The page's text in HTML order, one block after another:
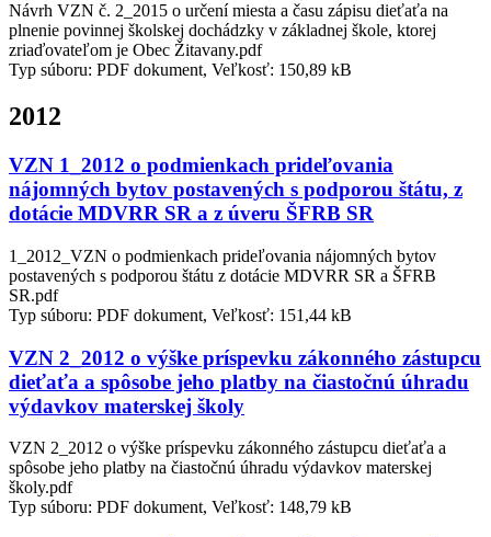
Návrh VZN č. 2_2015 o určení miesta a času zápisu dieťaťa na
plnenie povinnej školskej dochádzky v základnej škole, ktorej
zriaďovateľom je Obec Žitavany.pdf
Typ súboru: PDF dokument, Veľkosť: 150,89 kB
2012
VZN 1_2012 o podmienkach prideľovania
nájomných bytov postavených s podporou štátu, z
dotácie MDVRR SR a z úveru ŠFRB SR
1_2012_VZN o podmienkach prideľovania nájomných bytov
postavených s podporou štátu z dotácie MDVRR SR a ŠFRB
SR.pdf
Typ súboru: PDF dokument, Veľkosť: 151,44 kB
VZN 2_2012 o výške príspevku zákonného zástupcu
dieťaťa a spôsobe jeho platby na čiastočnú úhradu
výdavkov materskej školy
VZN 2_2012 o výške príspevku zákonného zástupcu dieťaťa a
spôsobe jeho platby na čiastočnú úhradu výdavkov materskej
školy.pdf
Typ súboru: PDF dokument, Veľkosť: 148,79 kB